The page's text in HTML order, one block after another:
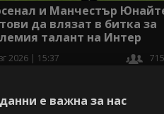
и Манчестър
да влязат в битка за
талант на Интер
2026 | 15:37
е важна за нас